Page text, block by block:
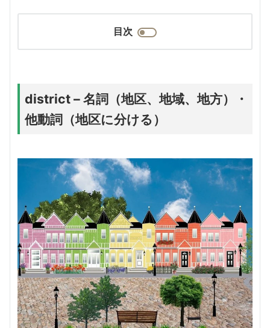
目次
district – 名詞（地区、地域、地方）・
他動詞（地区に分ける）